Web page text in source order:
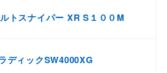
トスナイパー XR S１００M
ディックSW4000XG